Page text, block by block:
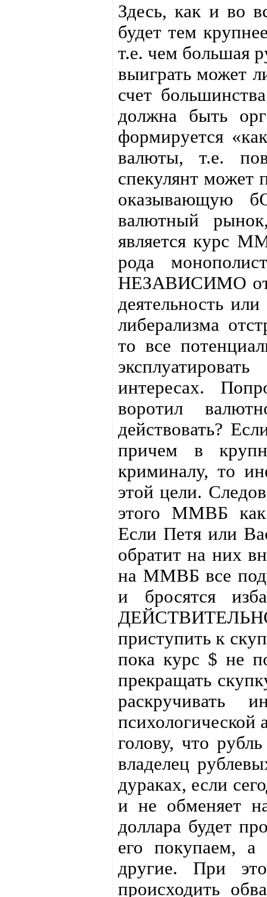
Здесь, как и во
будет тем
т.е. чем большая
выиграть
счет
должна быть
формируется
валюты, т.е.
спекулянт может
оказывающую
валютный
является курс
рода
НЕЗАВИСИМО от
деятельность
либерализма
то все
интересах.
воротил
действовать?
причем в
криминалу, то
этой цели.
этого ММВБ как
Если Петя или
обратит на них
на ММВБ все
и бросятся
приступить к
пока курс $ не
прекращать
раскручивать
голову, что
владелец
дураках, если
и не обменяет
доллара будет
его покупаем, а
другие. При
происходить